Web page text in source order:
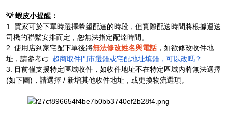
💡 蝦皮小提醒：
1. 買家可於下單時選擇希望配達的時段，但實際配送時間將根據運送
司機的聯繫安排而定，恕無法指定配達時間。
2. 使用店到家宅配下單後將無法修改姓名與電話，如欲修改收件地
址，請參考👉 超商取件門市選錯或宅配地址填錯，可以改嗎？
3. 目前僅支援特定區域收件，如收件地址不在特定區域內將無法選擇
(如下圖)，請選擇 / 新增其他收件地址，或更換物流選項。